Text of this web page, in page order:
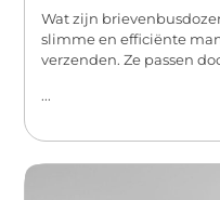
Wat zijn
slimme en efficiënte
verzenden. Ze passen
...